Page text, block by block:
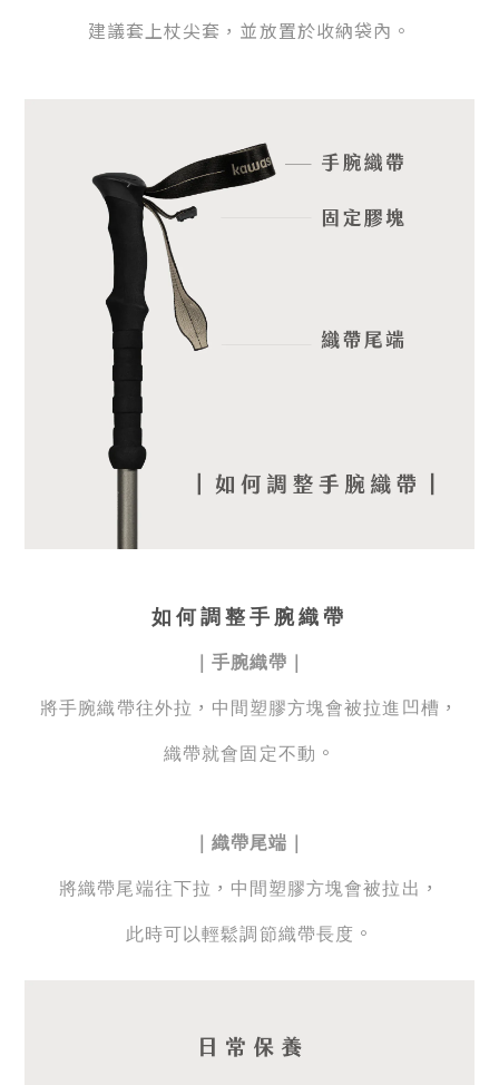
建議套上杖尖套，並放置於收納袋內。
如何調整手腕織帶
｜ 手腕織帶｜
將手腕織帶往外拉 ， 中間塑膠方塊會被拉進凹槽 ，
織帶就會固定不動 。
｜ 織帶尾端｜
將織帶尾端往下拉 ， 中間塑膠方塊會被拉出 ，
此時可以輕鬆調節織帶長度 。